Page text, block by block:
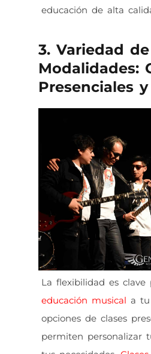
educación de alta
3. Variedad de
Modalidades:
Presenciales
La flexibilidad es clave
educación musical a tu
opciones de clases
permiten personalizar